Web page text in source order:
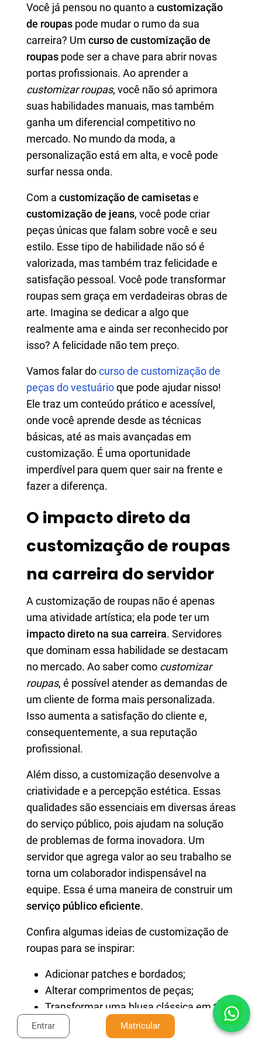
Você já pensou no quanto a customização
de roupas pode mudar o rumo da sua
carreira? Um curso de customização de
roupas pode ser a chave para abrir novas
portas profissionais. Ao aprender a
customizar roupas, você não só aprimora
suas habilidades manuais, mas também
ganha um diferencial competitivo no
mercado. No mundo da moda, a
personalização está em alta, e você pode
surfar nessa onda.
Com a customização de camisetase
customização de jeans, você pode criar
peças únicas que falam sobre você e seu
estilo. Esse tipo de habilidade não só é
valorizada, mas também traz felicidade e
satisfação pessoal. Você pode transformar
roupas sem graça em verdadeiras obras de
arte. Imagina se dedicar a algo que
realmente ama e ainda ser reconhecido por
isso? A felicidade não tem preço.
Vamos falar docurso de customização de
peças do vestuárioque pode ajudar nisso!
Ele traz um conteúdo prático e acessível,
onde você aprende desde as técnicas
básicas, até as mais avançadas em
customização. É uma oportunidade
imperdível para quem quer sair na frente e
fazer a diferença.
O impacto direto da
customização de roupas
na carreira do servidor
A customização de roupas não é apenas
uma atividade artística; ela pode ter um
impacto direto na sua carreira. Servidores
que dominam essa habilidade se destacam
no mercado. Ao saber como customizar
roupas, é possível atender as demandas de
um cliente de forma mais personalizada.
Isso aumenta a satisfação do cliente e,
consequentemente, a sua reputação
profissional.
Além disso, a customização desenvolve a
criatividade e a percepção estética. Essas
qualidades são essenciais em diversas áreas
do serviço público, pois ajudam na solução
de problemas de forma inovadora. Um
servidor que agrega valor ao seu trabalho se
torna um colaborador indispensável na
equipe. Essa é uma maneira de construir um
serviço público eficiente.
Confira algumas ideias de customização de
roupas para se inspirar:
Adicionar patches e bordados;
Alterar comprimentos de peças;
Transformar uma blusa clássica em top
cropped;
Customizar jeans com rasgos e apliques;
Entrar Matricular